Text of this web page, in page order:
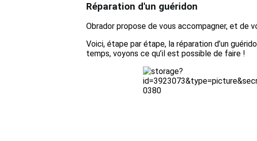
Réparation d'un guéridon
Obrador propose de vous accompagner, et de
Voici, étape par étape, la réparation d’un
temps, voyons ce qu’il est possible de faire !